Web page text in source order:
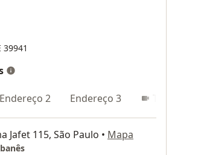
39941
Endereço 2 Endereço 3 Teleconsulta
Jafet 115, São Paulo • Mapa